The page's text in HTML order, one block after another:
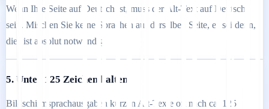
Wenn Ihre Seite auf Deutsch ist, muss der Alt-Text auf Deutsch
sein. Mischen Sie keine Sprachen auf derselben Seite, es sei denn,
dies ist absolut notwendig.
5. Unter 125 Zeichen halten
Bildschirmsprachausgaben kürzen Alt-Texte oft nach ca. 125